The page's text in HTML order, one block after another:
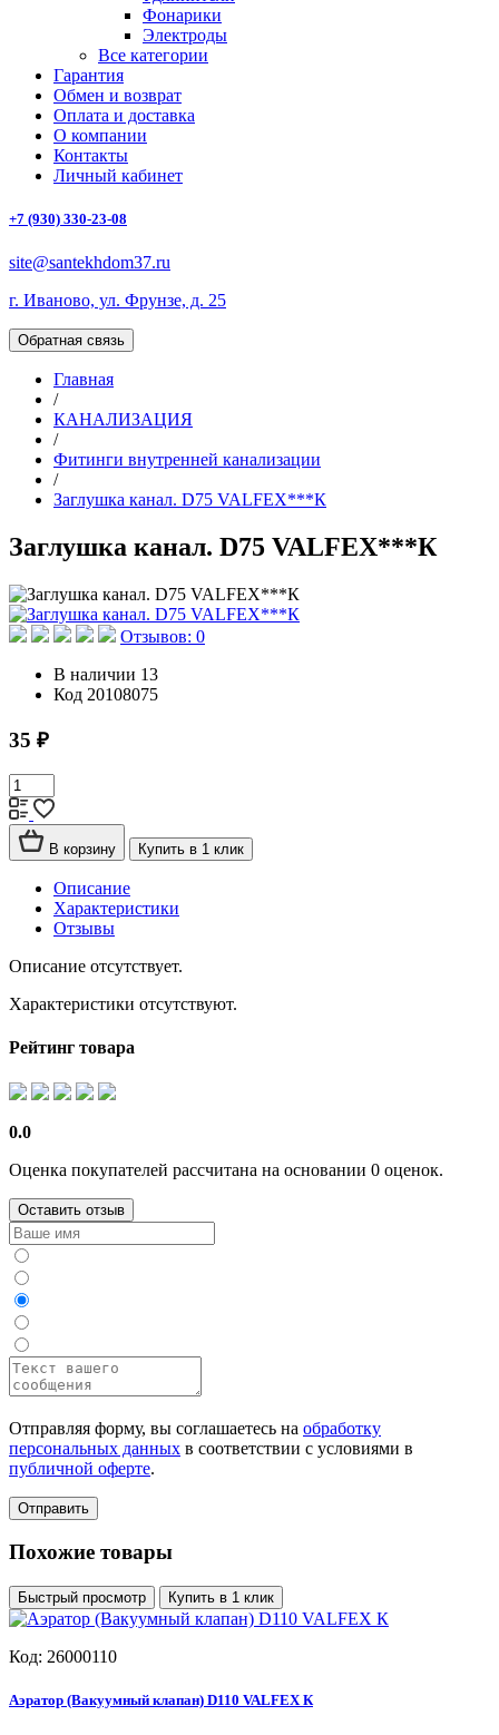
Фонарики
Электроды
Все категории
Гарантия
Обмен и возврат
Оплата и доставка
О компании
Контакты
Личный кабинет
+7 (930) 330-23-08
site@santekhdom37.ru
г. Иваново, ул. Фрунзе, д. 25
Обратная связь
Главная
/
КАНАЛИЗАЦИЯ
/
Фитинги внутренней канализации
/
Заглушка канал. D75 VALFEX***К
Заглушка канал. D75 VALFEX***К
Отзывов: 0
В наличии 13
Код 20108075
35 ₽
В корзину Купить в 1 клик
Описание
Характеристики
Отзывы
Описание отсутствует.
Характеристики отсутствуют.
Рейтинг товара
0.0
Оценка покупателей рассчитана на основании 0 оценок.
Оставить отзыв
Отправляя форму, вы соглашаетесь на обработку
персональных данных в соответствии с условиями в
публичной оферте.
Отправить
Похожие товары
Быстрый просмотр Купить в 1 клик
Код: 26000110
Аэратор (Вакуумный клапан) D110 VALFEX К